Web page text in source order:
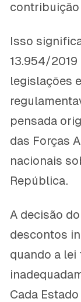
contribuição
Isso
13.954/
legislações
pensada
das Forças
nacionais
República.
A decisão
descontos
quando a lei
Cada